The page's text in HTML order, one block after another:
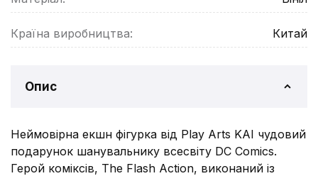
Країна виробництва: Китай
Опис
Неймовірна екшн фігурка від Play Arts KAI чудовий
подарунок шанувальнику всесвіту DC Comics.
Герой коміксів, The Flash Action, виконаний із